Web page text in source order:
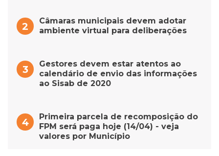
Câmaras municipais devem adotar
ambiente virtual para deliberações
Gestores devem estar atentos ao
calendário de envio das informações
ao Sisab de 2020
Primeira parcela de recomposição do
FPM será paga hoje (14/04) - veja
valores por Município